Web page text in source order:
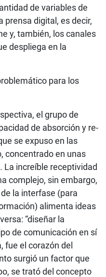
de variables de
prensa digital, es decir,
y, también, los canales
despliega en la
para los
el grupo de
de absorción y re-
se expuso en las
concentrado en unas
La increíble receptividad
complejo, sin embargo,
la interfase (para
alimenta ideas
“diseñar la
de comunicación en sí
fue el corazón del
surgió un factor que
se trató del concepto